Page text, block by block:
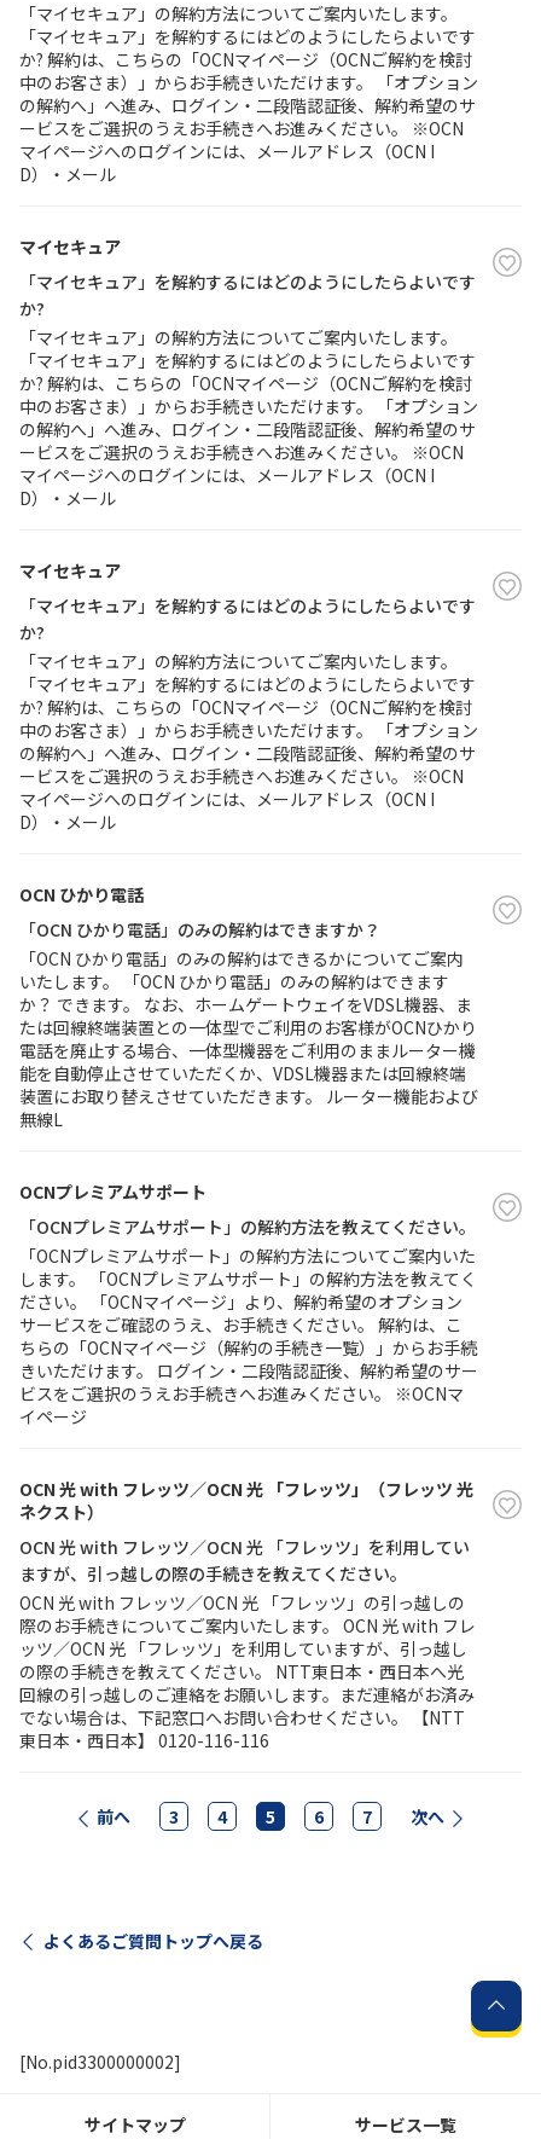
「マイセキュア」の解約方法についてご案内いたします。
「マイセキュア」を解約するにはどのようにしたらよいです
か? 解約は、こちらの「OCNマイページ（OCNご解約を検討
中のお客さま）」からお手続きいただけます。 「オプション
の解約へ」へ進み、ログイン・二段階認証後、解約希望のサ
ービスをご選択のうえお手続きへお進みください。 ※OCN
マイページへのログインには、メールアドレス（OCN I
D）・メール
マイセキュア
「マイセキュア」を解約するにはどのようにしたらよいです
か?
「マイセキュア」の解約方法についてご案内いたします。
「マイセキュア」を解約するにはどのようにしたらよいです
か? 解約は、こちらの「OCNマイページ（OCNご解約を検討
中のお客さま）」からお手続きいただけます。 「オプション
の解約へ」へ進み、ログイン・二段階認証後、解約希望のサ
ービスをご選択のうえお手続きへお進みください。 ※OCN
マイページへのログインには、メールアドレス（OCN I
D）・メール
マイセキュア
「マイセキュア」を解約するにはどのようにしたらよいです
か?
「マイセキュア」の解約方法についてご案内いたします。
「マイセキュア」を解約するにはどのようにしたらよいです
か? 解約は、こちらの「OCNマイページ（OCNご解約を検討
中のお客さま）」からお手続きいただけます。 「オプション
の解約へ」へ進み、ログイン・二段階認証後、解約希望のサ
ービスをご選択のうえお手続きへお進みください。 ※OCN
マイページへのログインには、メールアドレス（OCN I
D）・メール
OCN ひかり電話
「OCN ひかり電話」のみの解約はできますか？
「OCN ひかり電話」のみの解約はできるかについてご案内
いたします。 「OCN ひかり電話」のみの解約はできます
か？ できます。 なお、ホームゲートウェイをVDSL機器、ま
たは回線終端装置との一体型でご利用のお客様がOCNひかり
電話を廃止する場合、一体型機器をご利用のままルーター機
能を自動停止させていただくか、VDSL機器または回線終端
装置にお取り替えさせていただきます。 ルーター機能および
無線L
OCNプレミアムサポート
「OCNプレミアムサポート」の解約方法を教えてください。
「OCNプレミアムサポート」の解約方法についてご案内いた
します。 「OCNプレミアムサポート」の解約方法を教えてく
ださい。 「OCNマイページ」より、解約希望のオプション
サービスをご確認のうえ、お手続きください。 解約は、こ
ちらの「OCNマイページ（解約の手続き一覧）」からお手続
きいただけます。 ログイン・二段階認証後、解約希望のサー
ビスをご選択のうえお手続きへお進みください。 ※OCNマ
イページ
OCN 光 with フレッツ／OCN 光 「フレッツ」（フレッツ 光
ネクスト）
OCN 光 with フレッツ／OCN 光 「フレッツ」を利用してい
ますが、引っ越しの際の手続きを教えてください。
OCN 光 with フレッツ／OCN 光 「フレッツ」の引っ越しの
際のお手続きについてご案内いたします。 OCN 光 with フレ
ッツ／OCN 光 「フレッツ」を利用していますが、引っ越し
の際の手続きを教えてください。 NTT東日本・西日本へ光
回線の引っ越しのご連絡をお願いします。まだ連絡がお済み
でない場合は、下記窓口へお問い合わせください。 【NTT
東日本・西日本】 0120-116-116
前へ 3 4 5 6 7 次へ
よくあるご質問トップへ戻る
[No.pid3300000002]
サイトマップ サービス一覧